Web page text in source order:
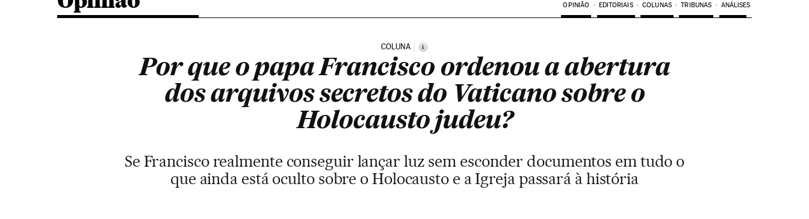
OPINIÃO EDITORIAIS COLUNAS TRIBUNAS ANÁLISES
COLUNA i
Por que o papa Francisco ordenou a abertura
dos arquivos secretos do Vaticano sobre o
Holocausto judeu?
Se Francisco realmente conseguir lançar luz sem esconder documentos em tudo o
que ainda está oculto sobre o Holocausto e a Igreja passará à história